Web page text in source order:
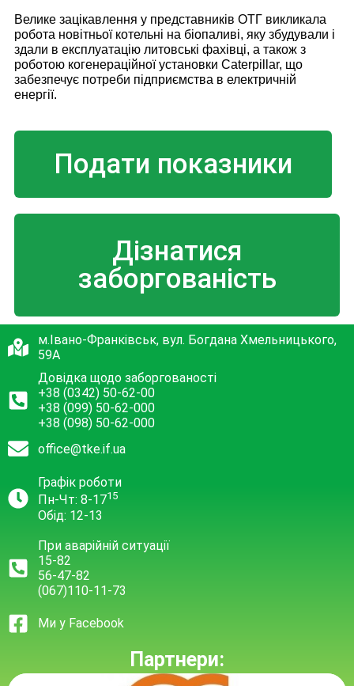
Велике зацікавлення у представників ОТГ викликала
робота новітньої котельні на біопаливі, яку збудували і
здали в експлуатацію литовські фахівці, а також з
роботою когенераційної установки Caterpillar, що
забезпечує потреби підприємства в електричній
енергії.
Подати показники
Дізнатися
заборгованість
м.Івано-Франківськ, вул. Богдана Хмельницького,
59А
Довідка щодо заборгованості
+38 (0342) 50-62-00
+38 (099) 50-62-000
+38 (098) 50-62-000
office@tke.if.ua
Графік роботи
Пн-Чт: 8-1715
Обід: 12-13
При аварійній ситуації
15-82
56-47-82
(067)110-11-73
Ми у Facebook
Партнери: